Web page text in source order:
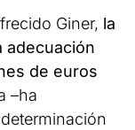
Giner, la
adecuación
de euros
–ha